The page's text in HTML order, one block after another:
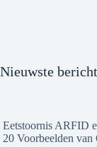
Nieuwste
Eetstoornis ARFID
20 Voorbeelden